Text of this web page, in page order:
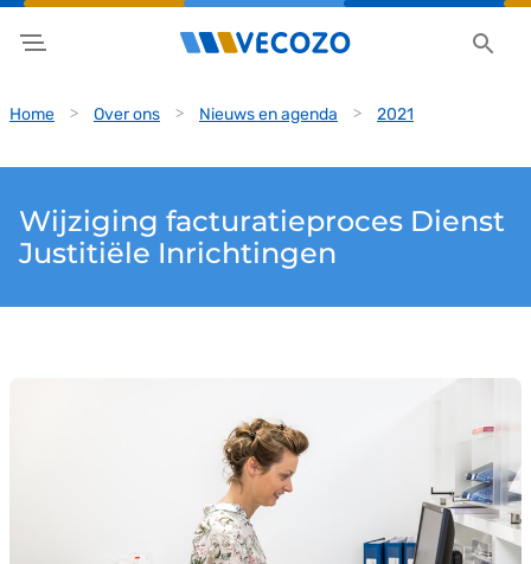
Home Over ons Nieuws en agenda 2021
Wijziging facturatieproces Dienst
Justitiële Inrichtingen